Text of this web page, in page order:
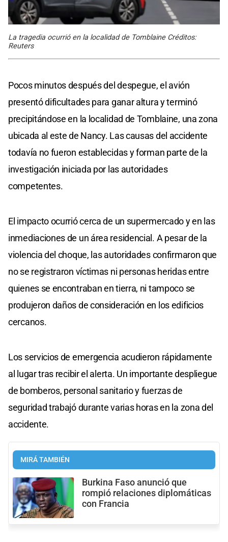
La tragedia ocurrió en la localidad de Tomblaine Créditos:
Reuters
Pocos minutos después del despegue, el avión
presentó dificultades para ganar altura y terminó
precipitándose en la localidad de Tomblaine, una zona
ubicada al este de Nancy. Las causas del accidente
todavía no fueron establecidas y forman parte de la
investigación iniciada por las autoridades
competentes.
El impacto ocurrió cerca de un supermercado y en las
inmediaciones de un área residencial. A pesar de la
violencia del choque, las autoridades confirmaron que
no se registraron víctimas ni personas heridas entre
quienes se encontraban en tierra, ni tampoco se
produjeron daños de consideración en los edificios
cercanos.
Los servicios de emergencia acudieron rápidamente
al lugar tras recibir el alerta. Un importante despliegue
de bomberos, personal sanitario y fuerzas de
seguridad trabajó durante varias horas en la zona del
accidente.
MIRÁ TAMBIÉN
Burkina Faso anunció que
rompió relaciones diplomáticas
con Francia